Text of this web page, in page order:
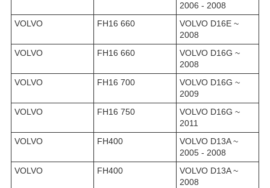
2006 - 2008
VOLVO
FH16 660
VOLVO D16E ~
2008
VOLVO
FH16 660
VOLVO D16G ~
2008
VOLVO
FH16 700
VOLVO D16G ~
2009
VOLVO
FH16 750
VOLVO D16G ~
2011
VOLVO
FH400
VOLVO D13A ~
2005 - 2008
VOLVO
FH400
VOLVO D13A ~
2008